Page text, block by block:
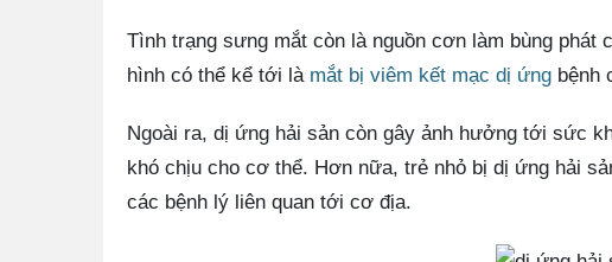
Tình trạng sưng mắt còn là nguồn cơn làm bùng
hình có thể kể tới là mắt bị viêm kết mạc dị ứng bệnh
Ngoài ra, dị ứng hải sản còn gây ảnh hưởng tới sức
khó chịu cho cơ thể. Hơn nữa, trẻ nhỏ bị dị ứng hải
các bệnh lý liên quan tới cơ địa.